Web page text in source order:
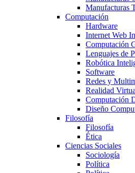
Manufacturas
Computación
Hardware
Internet Web
Computación
Lenguajes de
Robótica
Software
Redes y
Realidad
Computación
Diseño
Filosofía
Filosofía
Ética
Ciencias Sociales
Sociología
Política